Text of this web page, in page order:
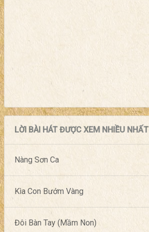
LỜI BÀI HÁT ĐƯỢC XEM NHIỀU NHẤT
Nàng Sơn Ca
Kìa Con Bướm Vàng
Đôi Bàn Tay (Mầm Non)